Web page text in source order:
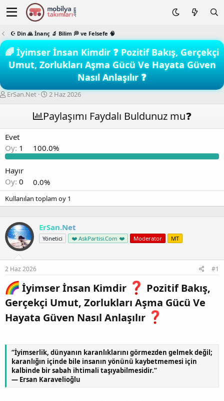
☪️ Din 🙏 İnanç 🔬 Bilim 💭 ve Felsefe 🧠
🌈 İyimser İnsan Kimdir ❓ Pozitif Bakış, Gerçekçi
Umut, Zorlukları Aşma Gücü Ve Hayata Güven
Nasıl Anlaşılır ❓
K
o
u
y
u
ş
l
a
t
ErSan.Net
B
a
l
a
g
a
r
i
2 Haz 2026
Paylaşımı Faydalı Buldunuz mu❓
Evet
Oy: 1 100.0%
Hayır
Oy: 0 0.0%
Kullanılan toplam oy 1
ErSan.Net
Yönetici ❤️ AskPartisi.Com ❤️ Moderator MT
2 Haz 2026 #1
İyimser İnsan Kimdir
Pozitif Bakış,
Gerçekçi Umut, Zorlukları Aşma Gücü Ve
Hayata Güven Nasıl Anlaşılır
“İyimserlik, dünyanın karanlıklarını görmezden gelmek değil;
karanlığın içinde bile insanın yönünü kaybetmemesi için
kalbinde bir sabah ihtimali taşıyabilmesidir.”
— Ersan Karavelioğlu